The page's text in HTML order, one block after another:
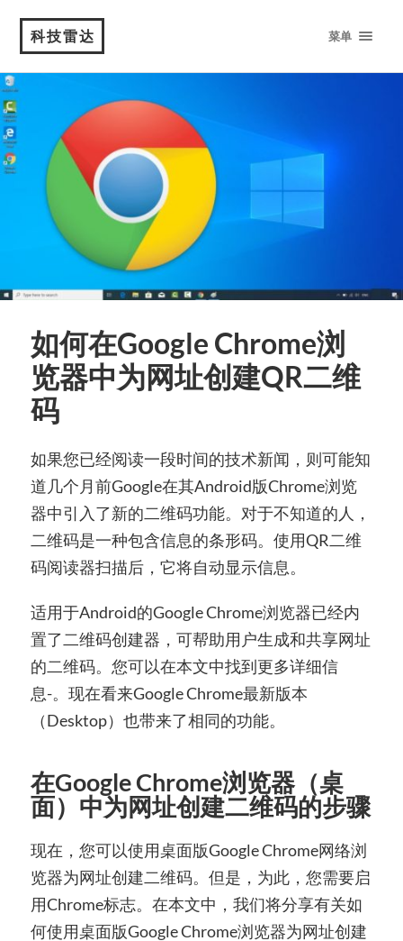
科技雷达 菜单
如何在Google Chrome浏
览器中为网址创建QR二维
码
如果您已经阅读一段时间的技术新闻，则可能知
道几个月前Google在其Android版Chrome浏览
器中引入了新的二维码功能。对于不知道的人，
二维码是一种包含信息的条形码。使用QR二维
码阅读器扫描后，它将自动显示信息。
适用于Android的Google Chrome浏览器已经内
置了二维码创建器，可帮助用户生成和共享网址
的二维码。您可以在本文中找到更多详细信
息-。现在看来Google Chrome最新版本
（Desktop）也带来了相同的功能。
在Google Chrome浏览器（桌
面）中为网址创建二维码的步骤
现在，您可以使用桌面版Google Chrome网络浏
览器为网址创建二维码。但是，为此，您需要启
用Chrome标志。在本文中，我们将分享有关如
何使用桌面版Google Chrome浏览器为网址创建